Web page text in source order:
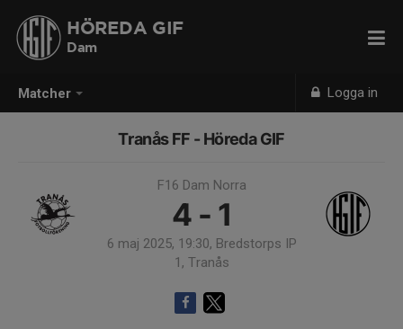
Matcher Logga in
HÖREDA GIF
Dam
Tranås FF - Höreda GIF
F16 Dam Norra
4 - 1
6 maj 2025, 19:30, Bredstorps IP
1, Tranås